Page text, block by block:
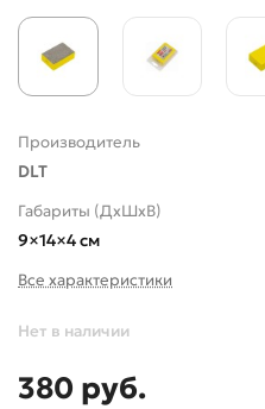
Производитель
DLT
Габариты (ДхШхВ)
9×14×4 см
Все характеристики
Нет в наличии
380 руб.